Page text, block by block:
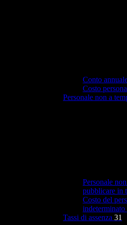
Conto
Costo
Personale non a
Personale
pubblicare in
Costo del
Tassi di assenza 31